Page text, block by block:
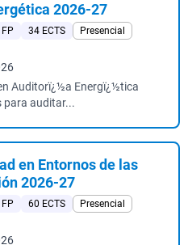
2026-27
34 ECTS
Presencial
Auditorï¿½a Energï¿½tica
para auditar...
en Entornos de las
2026-27
60 ECTS
Presencial